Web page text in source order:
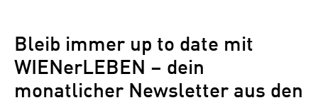
Bleib immer up to date mit
WIENerLEBEN – dein
monatlicher Newsletter aus den